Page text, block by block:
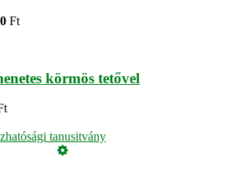
Ft
körmös tetővel
tanusitvány